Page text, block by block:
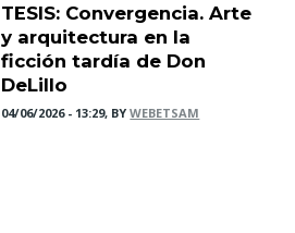
TESIS: Convergencia. Arte
y arquitectura en la
ficción tardía de Don
DeLillo
04/06/2026 - 13:29, BYWEBETSAM